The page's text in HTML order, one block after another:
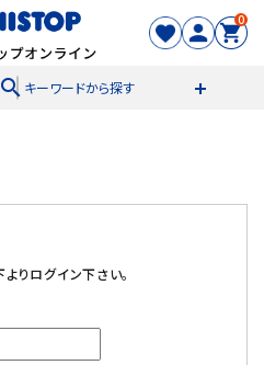
0
search キーワードから探す
登録
りログイン下さい。